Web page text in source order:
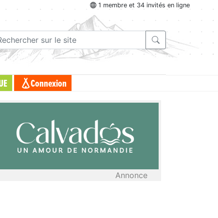
1 membre et 34 invités en ligne
Connexion
Annonce